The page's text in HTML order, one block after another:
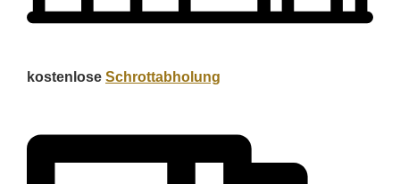
kostenlose Schrottabholung